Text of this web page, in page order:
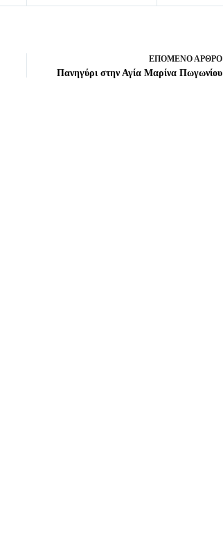
ΕΠΌΜΕΝΟ ΆΡΘΡΟ
Πανηγύρι στην Αγία Μαρίνα Πωγωνίου